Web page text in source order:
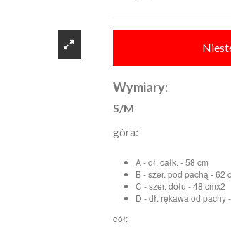
Wymiary:
S/M
góra:
A - dł. całk. - 58 cm
B - szer. pod pachą - 62
C - szer. dołu - 48 cmx2
D - dł. rękawa od pachy
dół: